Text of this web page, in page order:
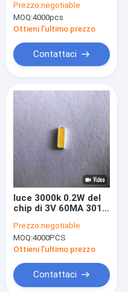
Teaching Room
Prezzo:negotiable
MOQ:4000pcs
Ottieni l'ultimo prezzo
Contattaci
luce 3000k 0.2W del
chip di 3V 60MA 3014
schermo
dell'automobile della
lampadina
Prezzo:negotiable
MOQ:4000PCS
Ottieni l'ultimo prezzo
Contattaci